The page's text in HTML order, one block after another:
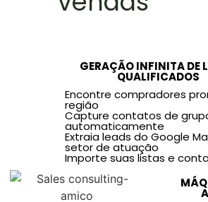
GERAÇÃO INFINITA DE
QUALIFICADOS
Capture contatos de
automaticamente
Extraia leads do Google
setor de atuação
Importe suas listas e
Encontre compradores
região